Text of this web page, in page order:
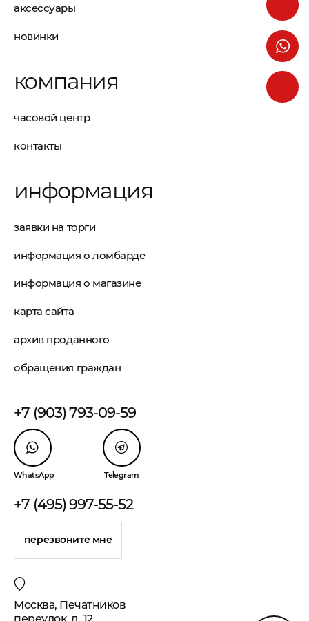
аксессуары
новинки
компания
часовой центр
контакты
информация
заявки на торги
информация о ломбарде
информация о магазине
карта сайта
архив проданного
обращения граждан
+7 (903) 793-09-59
WhatsApp Telegram
+7 (495) 997-55-52
перезвоните мне
Москва, Печатников